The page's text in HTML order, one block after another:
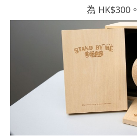
為 HK$300。